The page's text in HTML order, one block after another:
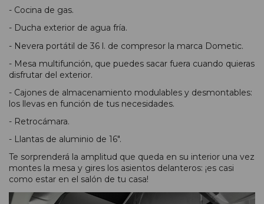
- Cocina de gas.
- Ducha exterior de agua fría.
- Nevera portátil de 36 l. de compresor la marca Dometic.
- Mesa multifunción, que puedes sacar fuera cuando quieras
disfrutar del exterior.
- Cajones de almacenamiento modulables y desmontables:
los llevas en función de tus necesidades.
- Retrocámara.
- Llantas de aluminio de 16".
Te sorprenderá la amplitud que queda en su interior una vez
montes la mesa y gires los asientos delanteros: ¡es casi
como estar en el salón de tu casa!